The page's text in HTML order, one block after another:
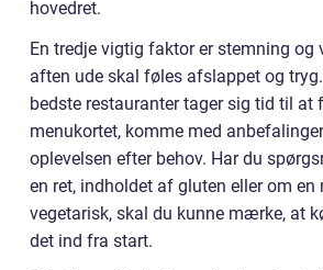
hovedret.
En tredje vigtig faktor er stemning og
aften ude skal føles afslappet og
bedste restauranter tager sig tid til at
menukortet, komme med
oplevelsen efter behov. Har du
en ret, indholdet af gluten eller om en
vegetarisk, skal du kunne mærke, at
det ind fra start.